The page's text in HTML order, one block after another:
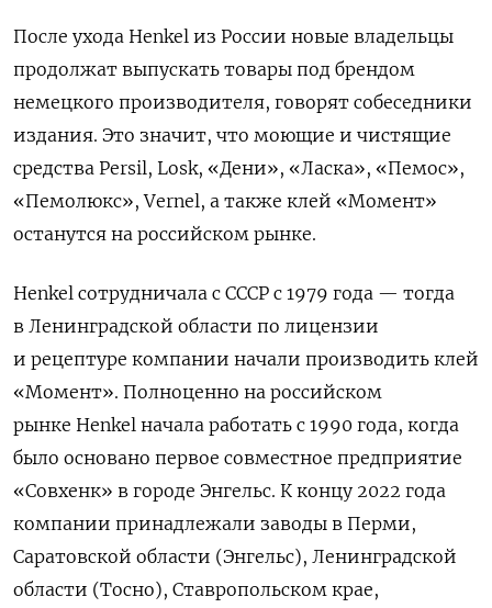
После ухода Henkel из России новые владельцы
продолжат выпускать товары под брендом
немецкого производителя, говорят собеседники
издания. Это значит, что моющие и чистящие
средства Persil, Losk, «Дени», «Ласка», «Пемос»,
«Пемолюкс», Vernel, а также клей «Момент»
останутся на российском рынке.
Henkel сотрудничала с СССР с 1979 года — тогда
в Ленинградской области по лицензии
и рецептуре компании начали производить клей
«Момент». Полноценно на российском
рынке Henkel начала работать с 1990 года, когда
было основано первое совместное предприятие
«Совхенк» в городе Энгельс. К концу 2022 года
компании принадлежали заводы в Перми,
Саратовской области (Энгельс), Ленинградской
области (Тосно), Ставропольском крае,